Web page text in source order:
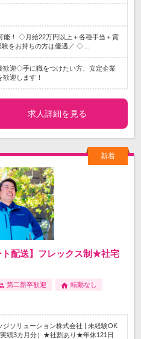
能！ ◇月給22万円以上＋各種手当＋賞
験をお持ちの方は優遇／ ◇…
迎◇手に職をつけたい方、安定企業
迎します！
求人詳細を見る
配送】フレックス制★社宅
第二新卒歓迎 転勤なし
ジソリューション株式会社 | 未経験OK
績3カ月分）★社割あり★年休121日